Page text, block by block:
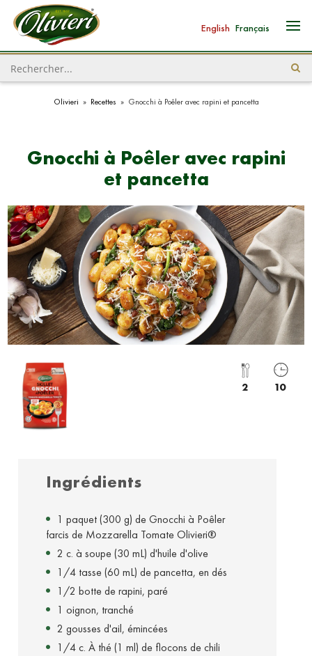
English Français
Olivieri » Recettes » Gnocchi à Poêler avec rapini et pancetta
Gnocchi à Poêler avec rapini
et pancetta
2 10
Ingrédients
1 paquet (300 g) de Gnocchi à Poêler
farcis de Mozzarella Tomate Olivieri®
2 c. à soupe (30 mL) d'huile d'olive
1/4 tasse (60 mL) de pancetta, en dés
1/2 botte de rapini, paré
1 oignon, tranché
2 gousses d'ail, émincées
1/4 c. À thé (1 ml) de flocons de chili